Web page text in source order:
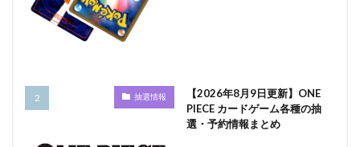
抽選情報
【2026年8月9日更新】ONE
PIECE カードゲーム各種の抽
選・予約情報まとめ